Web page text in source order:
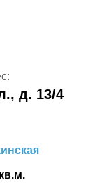
д. 13/4